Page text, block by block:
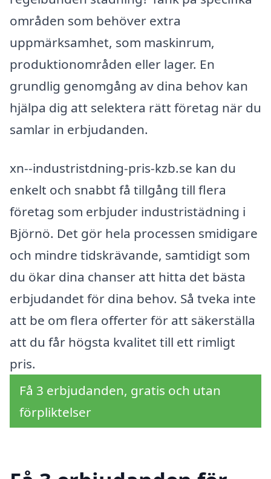
områden som behöver extra
uppmärksamhet, som maskinrum,
produktionområden eller lager. En
grundlig genomgång av dina behov kan
hjälpa dig att selektera rätt företag när du
samlar in erbjudanden.
xn--industristdning-pris-kzb.se kan du
enkelt och snabbt få tillgång till flera
företag som erbjuder industristädning i
Björnö. Det gör hela processen smidigare
och mindre tidskrävande, samtidigt som
du ökar dina chanser att hitta det bästa
erbjudandet för dina behov. Så tveka inte
att be om flera offerter för att säkerställa
att du får högsta kvalitet till ett rimligt
pris.
Få 3 erbjudanden, gratis och utan
förpliktelser